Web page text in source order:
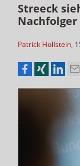
Streeck
Nachfolger
Patrick Hollstein,